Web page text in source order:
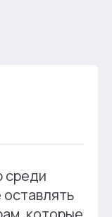
среди